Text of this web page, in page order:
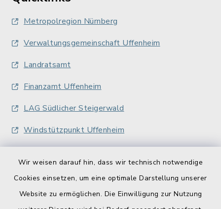
Wir weisen darauf hin, dass wir technisch notwendige
Cookies einsetzen, um eine optimale Darstellung unserer
Website zu ermöglichen. Die Einwilligung zur Nutzung
Metropolregion Nürnberg
Verwaltungsgemeinschaft Uffenheim
Landratsamt
Finanzamt Uffenheim
LAG Südlicher Steigerwald
Windstützpunkt Uffenheim